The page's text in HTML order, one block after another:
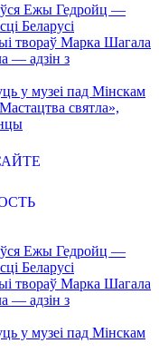
Ежы Гедройц —
Беларусі
твораў Марка Шагала
— адзін з
у музеі пад Мінскам
святла»,
Ежы Гедройц —
Беларусі
твораў Марка Шагала
— адзін з
у музеі пад Мінскам